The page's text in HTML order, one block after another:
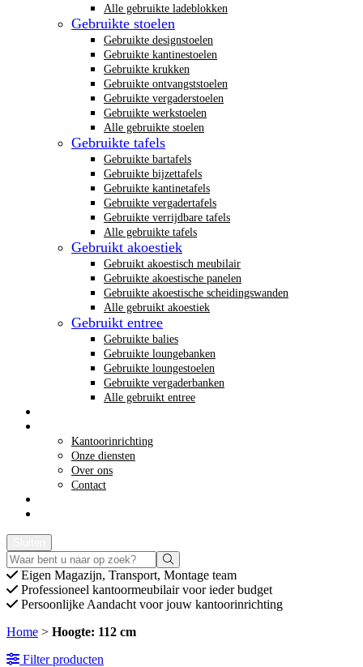
Alle gebruikte ladeblokken
Gebruikte stoelen
Gebruikte designstoelen
Gebruikte kantinestoelen
Gebruikte krukken
Gebruikte ontvangststoelen
Gebruikte vergaderstoelen
Gebruikte werkstoelen
Alle gebruikte stoelen
Gebruikte tafels
Gebruikte bartafels
Gebruikte bijzettafels
Gebruikte kantinetafels
Gebruikte vergadertafels
Gebruikte verrijdbare tafels
Alle gebruikte tafels
Gebruikt akoestiek
Gebruikt akoestisch meubilair
Gebruikte akoestische panelen
Gebruikte akoestische scheidingswanden
Alle gebruikt akoestiek
Gebruikt entree
Gebruikte balies
Gebruikte loungebanken
Gebruikte loungestoelen
Gebruikte vergaderbanken
Alle gebruikt entree
Kantoorinrichting
Onze diensten
Over ons
Contact
Eigen Magazijn, Transport, Montage team
Professioneel kantoormeubilair voor ieder budget
Persoonlijke Aandacht voor jouw kantoorinrichting
Home > Hoogte: 112 cm
Filter producten